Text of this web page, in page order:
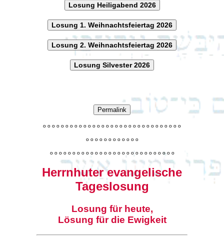
Losung Heiligabend 2026
Losung 1. Weihnachtsfeiertag 2026
Losung 2. Weihnachtsfeiertag 2026
Losung Silvester 2026
Permalink
o o o o o o o o o o o o o o o o o o o o o o o o o o o o o o o
o o o o o o o o o o o o
o o o o o o o o o o o o o o o o o o o o o o o o o o o o
Herrnhuter evangelische
Tageslosung
Losung für heute,
Lösung für die Ewigkeit